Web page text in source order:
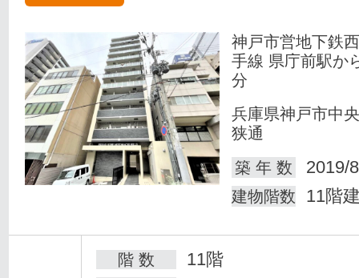
神戸市営地下鉄
手線 県庁前駅か
分
兵庫県神戸市中
狭通
築 年 数
2019/
建物階数 11階
階 数 11階